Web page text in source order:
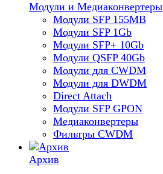
Модули и Медиаконвертеры
Модули SFP 155MB
Модули SFP 1Gb
Модули SFP+ 10Gb
Модули QSFP 40Gb
Модули для CWDM
Модули для DWDM
Direct Attach
Модули SFP GPON
Медиаконвертеры
Фильтры CWDM
Архив